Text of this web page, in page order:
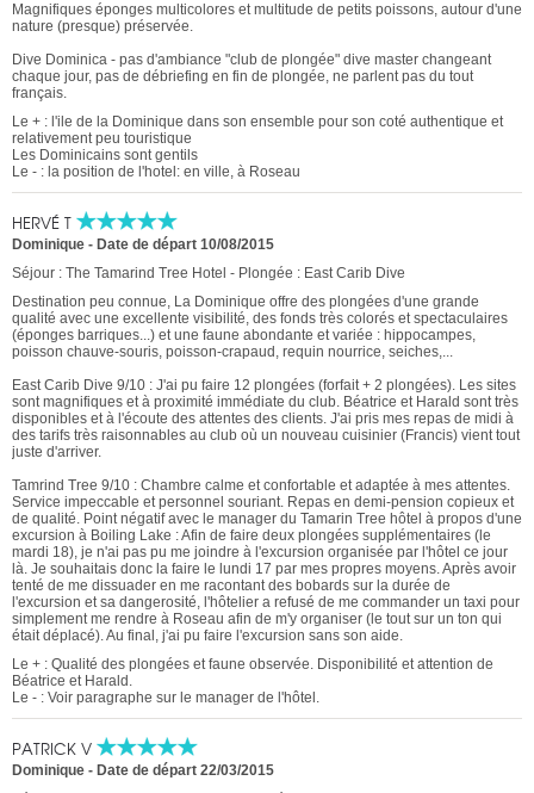
Magnifiques éponges multicolores et multitude de petits poissons, autour d'une
nature (presque) préservée.
Dive Dominica - pas d'ambiance "club de plongée" dive master changeant
chaque jour, pas de débriefing en fin de plongée, ne parlent pas du tout
français.
Le + : l'ile de la Dominique dans son ensemble pour son coté authentique et
relativement peu touristique
Les Dominicains sont gentils
Le - : la position de l'hotel: en ville, à Roseau
HERVÉ T
Dominique - Date de départ 10/08/2015
Séjour : The Tamarind Tree Hotel - Plongée : East Carib Dive
Destination peu connue, La Dominique offre des plongées d'une grande
qualité avec une excellente visibilité, des fonds très colorés et spectaculaires
(éponges barriques...) et une faune abondante et variée : hippocampes,
poisson chauve-souris, poisson-crapaud, requin nourrice, seiches,...
East Carib Dive 9/10 : J'ai pu faire 12 plongées (forfait + 2 plongées). Les sites
sont magnifiques et à proximité immédiate du club. Béatrice et Harald sont très
disponibles et à l'écoute des attentes des clients. J'ai pris mes repas de midi à
des tarifs très raisonnables au club où un nouveau cuisinier (Francis) vient tout
juste d'arriver.
Tamrind Tree 9/10 : Chambre calme et confortable et adaptée à mes attentes.
Service impeccable et personnel souriant. Repas en demi-pension copieux et
de qualité. Point négatif avec le manager du Tamarin Tree hôtel à propos d'une
excursion à Boiling Lake : Afin de faire deux plongées supplémentaires (le
mardi 18), je n'ai pas pu me joindre à l'excursion organisée par l'hôtel ce jour
là. Je souhaitais donc la faire le lundi 17 par mes propres moyens. Après avoir
tenté de me dissuader en me racontant des bobards sur la durée de
l'excursion et sa dangerosité, l'hôtelier a refusé de me commander un taxi pour
simplement me rendre à Roseau afin de m'y organiser (le tout sur un ton qui
était déplacé). Au final, j'ai pu faire l'excursion sans son aide.
Le + : Qualité des plongées et faune observée. Disponibilité et attention de
Béatrice et Harald.
Le - : Voir paragraphe sur le manager de l'hôtel.
PATRICK V
Dominique - Date de départ 22/03/2015